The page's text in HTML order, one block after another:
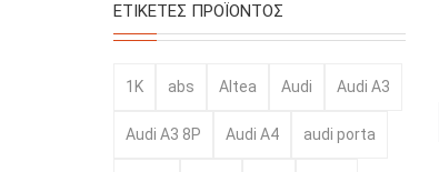
ΕΤΙΚΈΤΕΣ ΠΡΟΪΌΝΤΟΣ
1K abs Altea Audi Audi A3
Audi A3 8P Audi A4 audi porta